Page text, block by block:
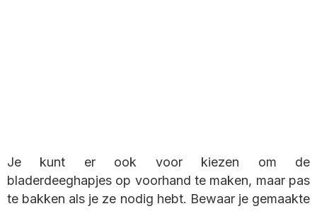
Je kunt er ook voor kiezen om de
bladerdeeghapjes op voorhand te maken, maar pas
te bakken als je ze nodig hebt. Bewaar je gemaakte